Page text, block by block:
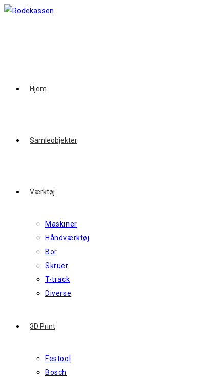
Skip
Hjem
Samleobjekter
Værktøj
Maskiner
Håndværktøj
Bor
Skruer
T-track
Diverse
3D Print
Festool
Bosch